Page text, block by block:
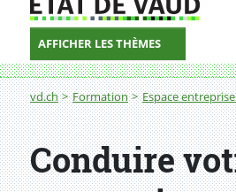
AFFICHER LES THÈMES
Fil d'Ariane
vd.ch Formation Espace
Conduire votre apprenti-e
Conduire